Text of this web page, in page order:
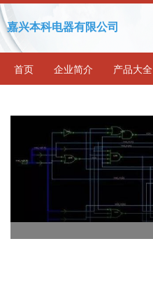
嘉兴本科电器有限公司
首页 企业简介 产品大全